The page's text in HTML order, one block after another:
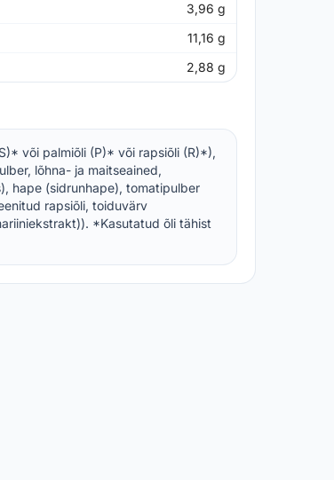
3,96 g
11,16 g
2,88 g
või palmiõli (P)* või rapsiõli (R)*),
lõhna- ja maitseained,
hape (sidrunhape), tomatipulber
rapsiõli, toiduvärv
*Kasutatud õli tähist